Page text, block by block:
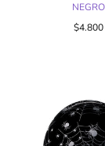
NEGRO
$4.800